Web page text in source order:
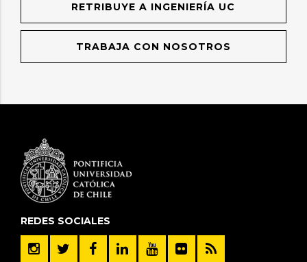
RETRIBUYE A INGENIERÍA UC
TRABAJA CON NOSOTROS
REDES SOCIALES